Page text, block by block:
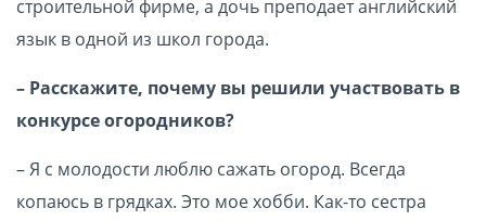
строительной фирме, а дочь преподает английский
язык в одной из школ города.
– Расскажите, почему вы решили участвовать в
конкурсе огородников?
– Я с молодости люблю сажать огород. Всегда
копаюсь в грядках. Это мое хобби. Как-то сестра